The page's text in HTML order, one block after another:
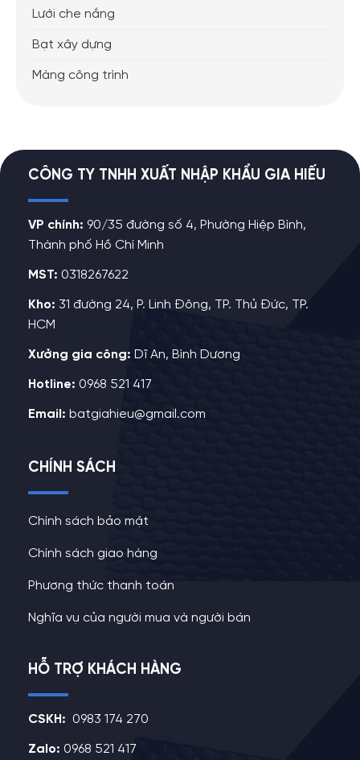
Lưới che nắng
Bạt xây dựng
Màng công trình
CÔNG TY TNHH XUẤT NHẬP KHẨU GIA HIẾU
VP chính: 90/35 đường số 4, Phường Hiệp Bình,
Thành phố Hồ Chí Minh
MST: 0318267622
Kho: 31 đường 24, P. Linh Đông, TP. Thủ Đức, TP.
HCM
Xưởng gia công: Dĩ An, Bình Dương
Hotline: 0968 521 417
Email: batgiahieu@gmail.com
CHÍNH SÁCH
Chính sách bảo mật
Chính sách giao hàng
Phương thức thanh toán
Nghĩa vụ của người mua và người bán
HỖ TRỢ KHÁCH HÀNG
CSKH: 0983 174 270
Zalo: 0968 521 417